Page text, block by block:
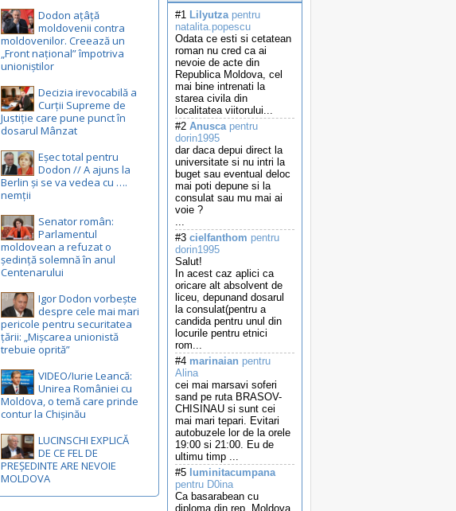
#1 Lilyutzapentru
natalita.popescu
Odata ce esti si cetatean
roman nu cred ca ai
nevoie de acte din
Republica Moldova, cel
mai bine intrenati la
starea civila din
localitatea viitorului...
#2 Anuscapentru
dorin1995
dar daca depui direct la
universitate si nu intri la
buget sau eventual deloc
mai poti depune si la
consulat sau mu mai ai
voie ?
...
#3 cielfanthom pentru
dorin1995
Salut!
In acest caz aplici ca
oricare alt absolvent de
liceu, depunand dosarul
la consulat(pentru a
candida pentru unul din
locurile pentru etnici
rom...
#4 marinaian pentru
Alina
cei mai marsavi soferi
sand pe ruta BRASOV-
CHISINAU si sunt cei
mai mari tepari. Evitari
autobuzele lor de la orele
19:00 si 21:00. Eu de
ultimu timp ...
#5 luminitacumpana
pentru D0ina
Ca basarabean cu
diploma din rep. Moldova
Dodon ațâță
moldovenii contra
moldovenilor. Creează un
„Front național” împotriva
unioniștilor
Decizia irevocabilă a
Curții Supreme de
Justiție care pune punct în
dosarul Mânzat
Eșec total pentru
Dodon // A ajuns la
Berlin și se va vedea cu ….
nemții
Senator român:
Parlamentul
moldovean a refuzat o
ședință solemnă în anul
Centenarului
Igor Dodon vorbește
despre cele mai mari
pericole pentru securitatea
țării: „Mișcarea unionistă
trebuie oprită”
VIDEO/Iurie Leancă:
Unirea României cu
Moldova, o temă care prinde
contur la Chișinău
LUCINSCHI EXPLICĂ
DE CE FEL DE
PREȘEDINTE ARE NEVOIE
MOLDOVA